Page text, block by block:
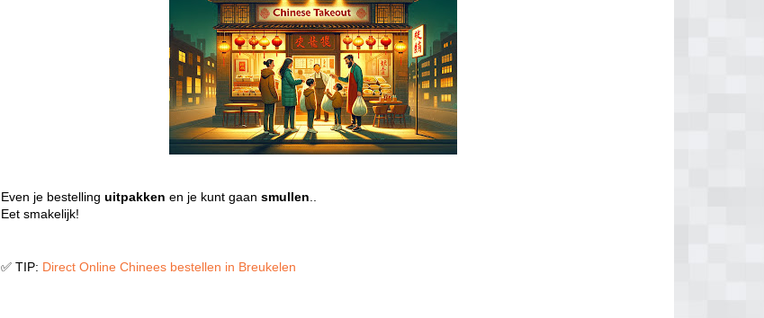
Even je bestellinguitpakken en je kunt gaansmullen
Eet smakelijk!
✅ TIP: Direct Online Chinees bestellen in Breukelen